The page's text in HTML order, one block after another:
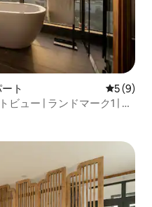
ト レビュー
5 (9)
ビュー | ランドマーク1 | ワ